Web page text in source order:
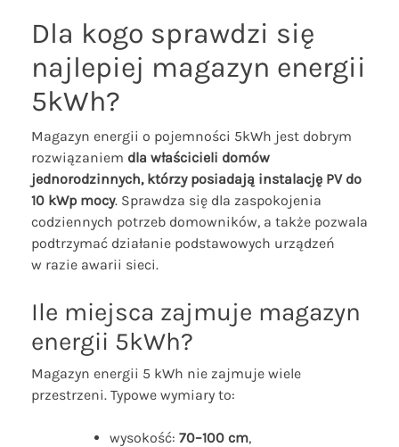
Dla kogo sprawdzi się
najlepiej magazyn energii
5kWh?
Magazyn energii o pojemności 5kWh jest dobrym
rozwiązaniem dla właścicieli domów
jednorodzinnych, którzy posiadają instalację PV do
10 kWp mocy. Sprawdza się dla zaspokojenia
codziennych potrzeb domowników, a także pozwala
podtrzymać działanie podstawowych urządzeń
w razie awarii sieci.
Ile miejsca zajmuje magazyn
energii 5kWh?
Magazyn energii 5 kWh nie zajmuje wiele
przestrzeni. Typowe wymiary to:
wysokość: 70–100 cm,